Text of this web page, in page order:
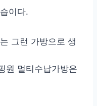
이다.
그런 가방으로 생
원 멀티수납가방은